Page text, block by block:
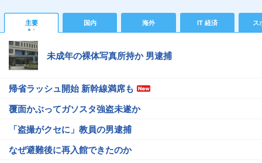
主要 国内 海外 IT 経済 ス
未成年の裸体写真所持か 男逮捕
帰省ラッシュ開始 新幹線満席も
覆面かぶってガソスタ強盗未遂か
「盗撮がクセに」教員の男逮捕
なぜ避難後に再入館できたのか